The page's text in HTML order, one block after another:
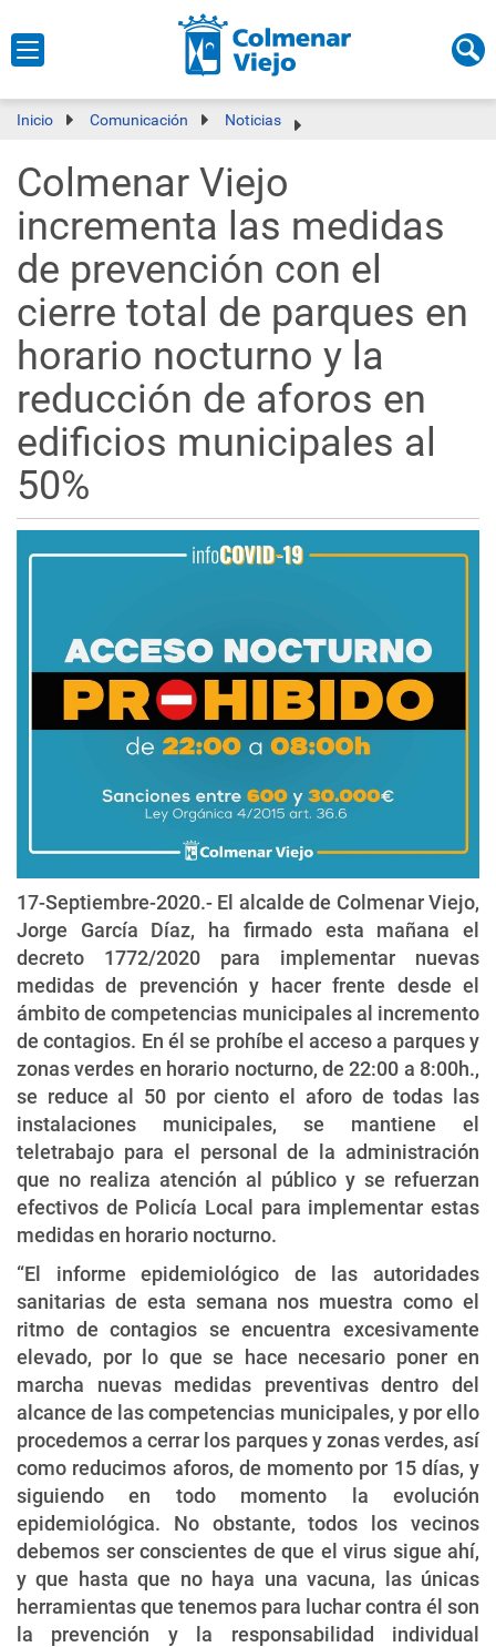
Inicio Comunicación Noticias
Colmenar Viejo
incrementa las medidas
de prevención con el
cierre total de parques en
horario nocturno y la
reducción de aforos en
edificios municipales al
50%
17-Septiembre-2020.- El alcalde de Colmenar Viejo,
Jorge García Díaz, ha firmado esta mañana el
decreto 1772/2020 para implementar nuevas
medidas de prevención y hacer frente desde el
ámbito de competencias municipales al incremento
de contagios. En él se prohíbe el acceso a parques y
zonas verdes en horario nocturno, de 22:00 a 8:00h.,
se reduce al 50 por ciento el aforo de todas las
instalaciones municipales, se mantiene el
teletrabajo para el personal de la administración
que no realiza atención al público y se refuerzan
efectivos de Policía Local para implementar estas
medidas en horario nocturno.
“El informe epidemiológico de las autoridades
sanitarias de esta semana nos muestra como el
ritmo de contagios se encuentra excesivamente
elevado, por lo que se hace necesario poner en
marcha nuevas medidas preventivas dentro del
alcance de las competencias municipales, y por ello
procedemos a cerrar los parques y zonas verdes, así
como reducimos aforos, de momento por 15 días, y
siguiendo en todo momento la evolución
epidemiológica. No obstante, todos los vecinos
debemos ser conscientes de que el virus sigue ahí,
y que hasta que no haya una vacuna, las únicas
herramientas que tenemos para luchar contra él son
la prevención y la responsabilidad individual